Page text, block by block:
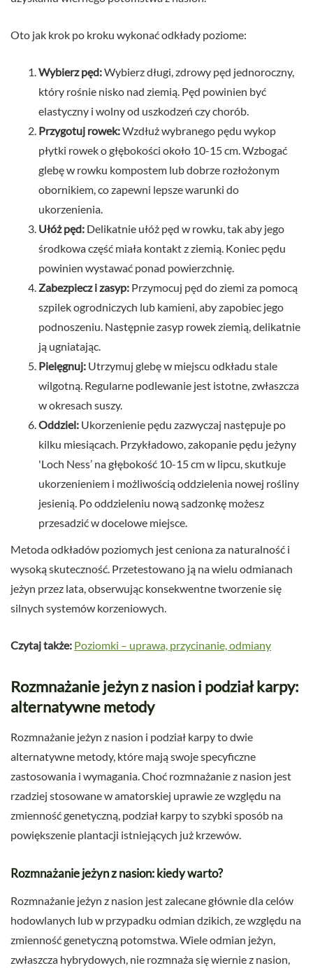
Oto jak krok po kroku wykonać odkłady poziome:
Wybierz pęd:Wybierz długi, zdrowy pęd jednoroczny,
który rośnie nisko nad ziemią. Pęd powinien być
elastyczny i wolny od uszkodzeń czy chorób.
Przygotuj rowek:Wzdłuż wybranego pędu wykop
płytki rowek o głębokości około 10-15 cm. Wzbogać
glebę w rowku kompostem lub dobrze rozłożonym
obornikiem, co zapewni lepsze warunki do
ukorzenienia.
Ułóż pęd: Delikatnie ułóż pęd w rowku, tak aby jego
środkowa część miała kontakt z ziemią. Koniec pędu
powinien wystawać ponad powierzchnię.
Zabezpiecz i zasyp: Przymocuj pęd do ziemi za pomocą
szpilek ogrodniczych lub kamieni, aby zapobiec jego
podnoszeniu. Następnie zasyp rowek ziemią, delikatnie
ją ugniatając.
Pielęgnuj: Utrzymuj glebę w miejscu odkładu stale
wilgotną. Regularne podlewanie jest istotne, zwłaszcza
w okresach suszy.
Oddziel: Ukorzenienie pędu zazwyczaj następuje po
kilku miesiącach. Przykładowo, zakopanie pędu jeżyny
'Loch Ness’ na głębokość 10-15 cm w lipcu, skutkuje
ukorzenieniem i możliwością oddzielenia nowej rośliny
jesienią. Po oddzieleniu nową sadzonkę możesz
przesadzić w docelowe miejsce.
Metoda odkładów poziomych jest ceniona za naturalność i
wysoką skuteczność. Przetestowano ją na wielu odmianach
jeżyn przez lata, obserwując konsekwentne tworzenie się
silnych systemów korzeniowych.
Czytaj także: Poziomki – uprawa, przycinanie, odmiany
Rozmnażanie jeżyn z nasion i podział karpy:
alternatywne metody
Rozmnażanie jeżyn z nasion i podział karpy to dwie
alternatywne metody, które mają swoje specyficzne
zastosowania i wymagania. Choć rozmnażanie z nasion jest
rzadziej stosowane w amatorskiej uprawie ze względu na
zmienność genetyczną, podział karpy to szybki sposób na
powiększenie plantacji istniejących już krzewów.
Rozmnażanie jeżyn z nasion: kiedy warto?
Rozmnażanie jeżyn z nasion jest zalecane głównie dla celów
hodowlanych lub w przypadku odmian dzikich, ze względu na
zmienność genetyczną potomstwa. Wiele odmian jeżyn,
zwłaszcza hybrydowych, nie rozmnaża się wiernie z nasion,